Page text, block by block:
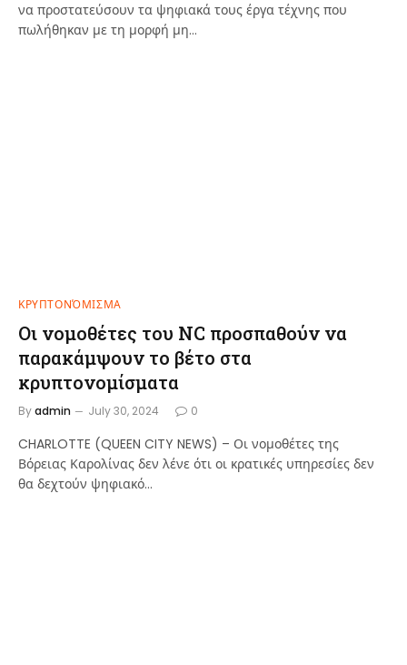
να προστατεύσουν τα ψηφιακά τους έργα τέχνης που
πωλήθηκαν με τη μορφή μη…
ΚΡΥΠΤΟΝΌΜΙΣΜΑ
Οι νομοθέτες του NC προσπαθούν να
παρακάμψουν το βέτο στα
κρυπτονομίσματα
Byadmin July 30, 2024 0
CHARLOTTE (QUEEN CITY NEWS) – Οι νομοθέτες της
Βόρειας Καρολίνας δεν λένε ότι οι κρατικές υπηρεσίες δεν
θα δεχτούν ψηφιακό…